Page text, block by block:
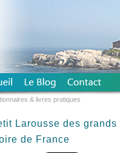
Larousse des
de France
& livres pratiques